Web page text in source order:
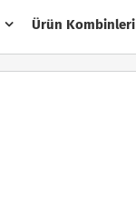
Ürün Kombinleri